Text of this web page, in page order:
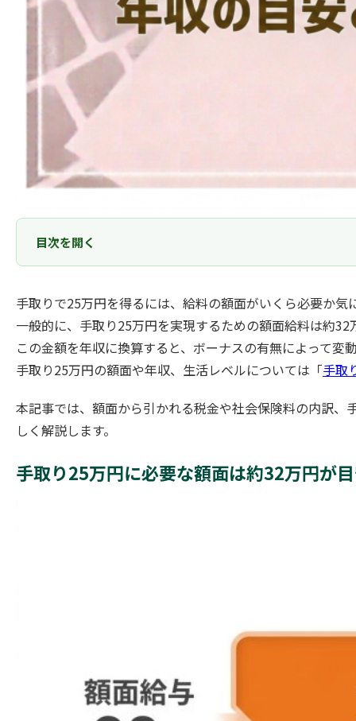
目次を開く
手取りで25万円を得るには、給料の額面がいくら必要か気
一般的に、手取り25万円を実現するための額面給料は約32
この金額を年収に換算すると、ボーナスの有無によって
手取り25万円の額面や年収、生活レベルについては「手取
本記事では、額面から引かれる税金や社会保険料の内訳
しく解説します。
手取り25万円に必要な額面は約32万円が